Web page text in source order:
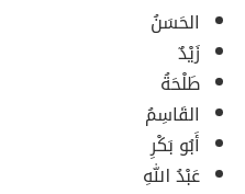
الحَسَنُ
زَيْدٌ
طَلْحَةُ
القَاسِمُ
أَبُو بَكْرٍ
عَبْدُ اللهِ